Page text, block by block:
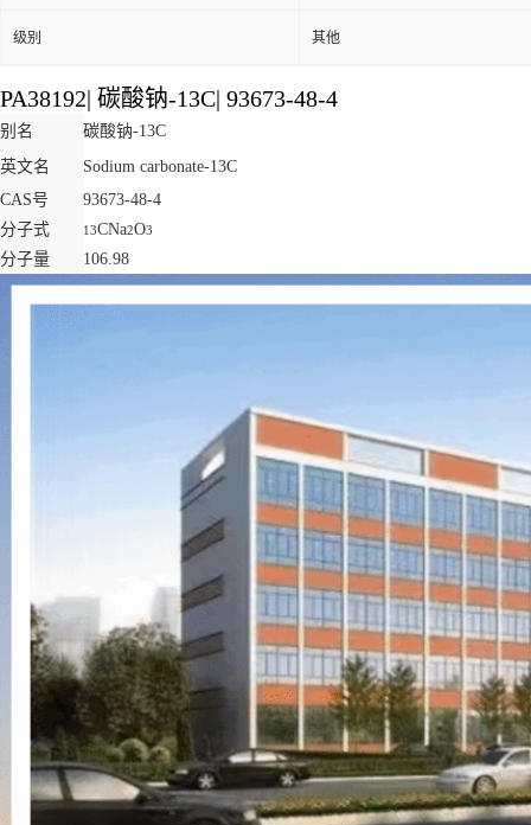
级别 其他
PA38192| 碳酸钠-13C| 93673-48-4
别名
碳酸钠-13C
英文名
Sodium carbonate-13C
CAS号
93673-48-4
分子式
13CNa2O3
分子量 106.98